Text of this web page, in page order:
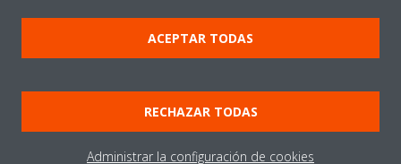
Copyright © Daikin
Aviso Legal
Cookies
Política de Protección de Datos
Ética corporativa
Prensa Data Act
ACEPTAR TODAS
RECHAZAR TODAS
Administrar la configuración de cookies